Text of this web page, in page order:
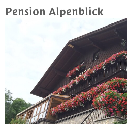
Pension Alpenblick